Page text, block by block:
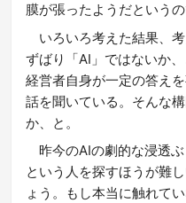
膜が張ったようだというの
いろいろ考えた結果、
ずばり「AI」ではないか
経営者自身が一定の答え
話を聞いている。そんな
か、と。
昨今のAIの劇的な浸透
という人を探すほうが難
ょう。もし本当に触れて